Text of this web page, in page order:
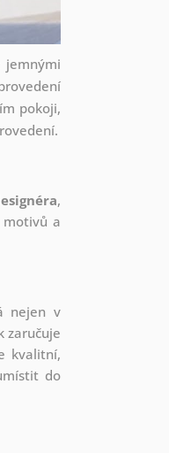
jemnými
pokoji,
,
motivů a
nejen v
zaručuje
kvalitní,
do